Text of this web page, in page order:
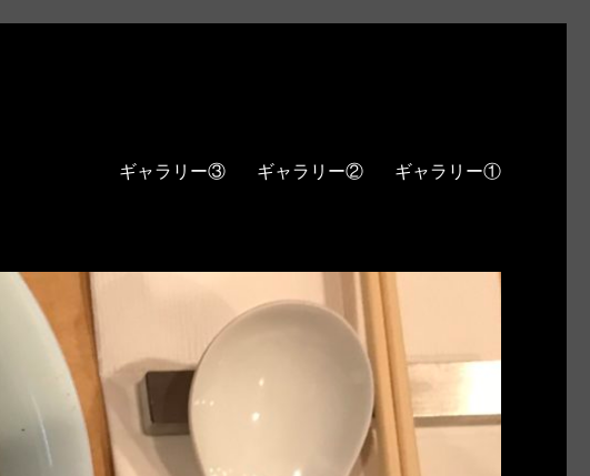
ギャラリー③ ギャラリー② ギャラリー①